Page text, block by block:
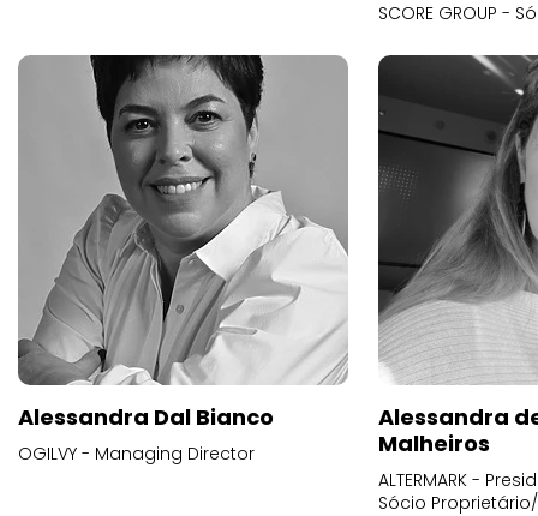
SCORE GROUP -
Alessandra Dal Bianco
OGILVY - Managing Director
Alessandra
Malheiros
ALTERMARK -
Sócio